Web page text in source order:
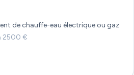
de chauffe-eau électrique ou gaz
2500 €